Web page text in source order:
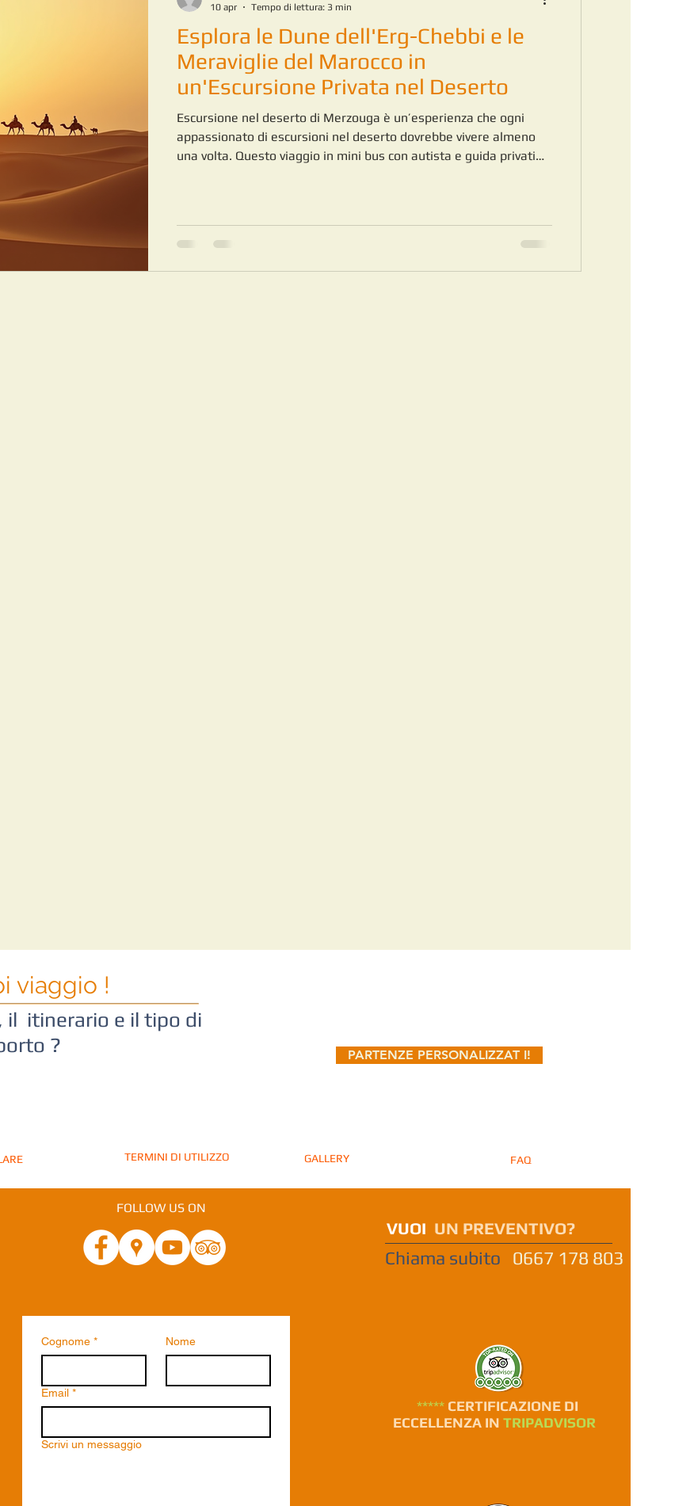
Esplora le Dune dell'Erg-Chebbi e le
Meraviglie del Marocco in
un'Escursione Privata nel Deserto
Escursione nel deserto di Merzouga è un’esperienza che ogni
appassionato di escursioni nel deserto dovrebbe vivere almeno
una volta. Questo viaggio in mini bus con autista e guida privati
10 apr
Tempo di lettura: 3 min
viaggio !
il itinerario e il tipo di
?
PARTENZE PERSONALIZZAT I!
TERMINI DI UTILIZZO GALLERY FAQ
FOLLOW US ON
VUOI UN PREVENTIVO?
Chiama subito 0667 178 803
Cognome * Nome
Email *
Scrivi un messaggio
***** CERTIFICAZIONE DI
ECCELLENZA INTRIPADVISOR